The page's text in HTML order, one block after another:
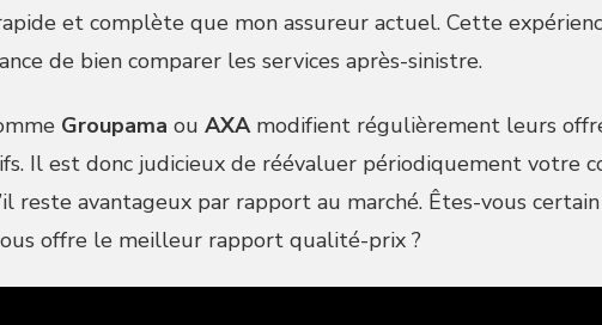
et complète que mon assureur actuel. Cette
de bien comparer les services après-sinistre.
Groupama ou AXAmodifient régulièrement leurs
Il est donc judicieux de réévaluer périodiquement votre
reste avantageux par rapport au marché. Êtes-vous
offre le meilleur rapport qualité-prix ?